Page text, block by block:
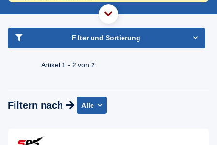
haben Sie Frage?
Freundlicher Support & Beratung
Mo - Fr. 08.00 - 16:30 Uhr
Filter und Sortierung
Artikel 1 - 2 von 2
Filtern nach Alle